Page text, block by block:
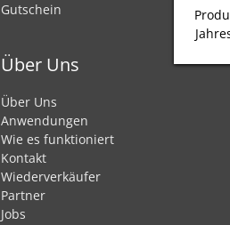
Gutschein
Über Uns
Über Uns
Anwendungen
Wie es funktioniert
Kontakt
Wiederverkäufer
Partner
Jobs